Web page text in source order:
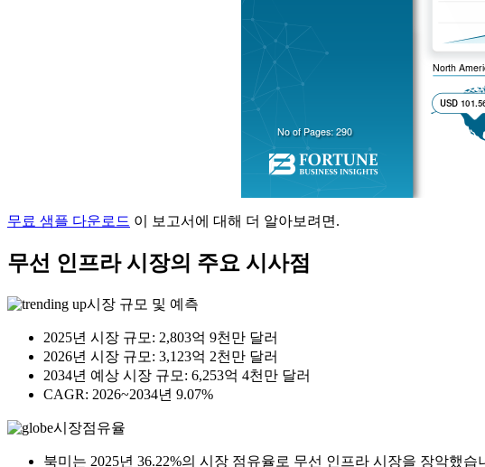
무료 샘플 다운로드 이 보고서에 대해 더 알아보려면.
무선 인프라 시장의 주요 시사점
시장 규모 및 예측
2025년 시장 규모: 2,803억 9천만 달러
2026년 시장 규모: 3,123억 2천만 달러
2034년 예상 시장 규모: 6,253억 4천만 달러
CAGR: 2026~2034년 9.07%
시장점유율
북미는 2025년 36.22%의 시장 점유율로 무선 인프라 시장을 장악했습